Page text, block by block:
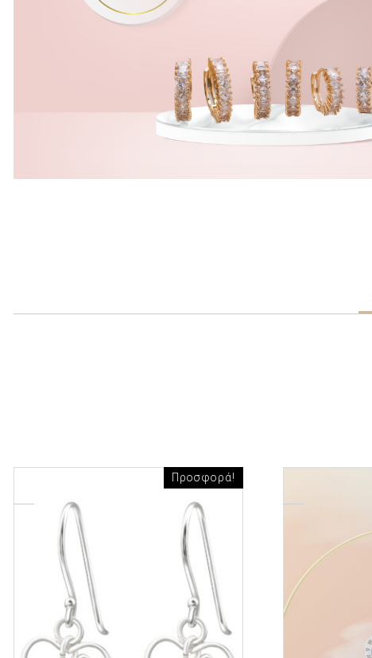
Προσφορά!